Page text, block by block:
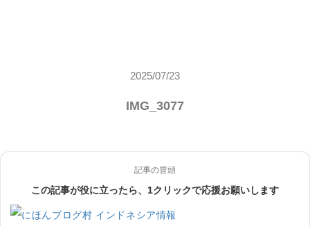
2025/07/23
IMG_3077
記事の冒頭
この記事が役に立ったら、1クリックで応援お願いします